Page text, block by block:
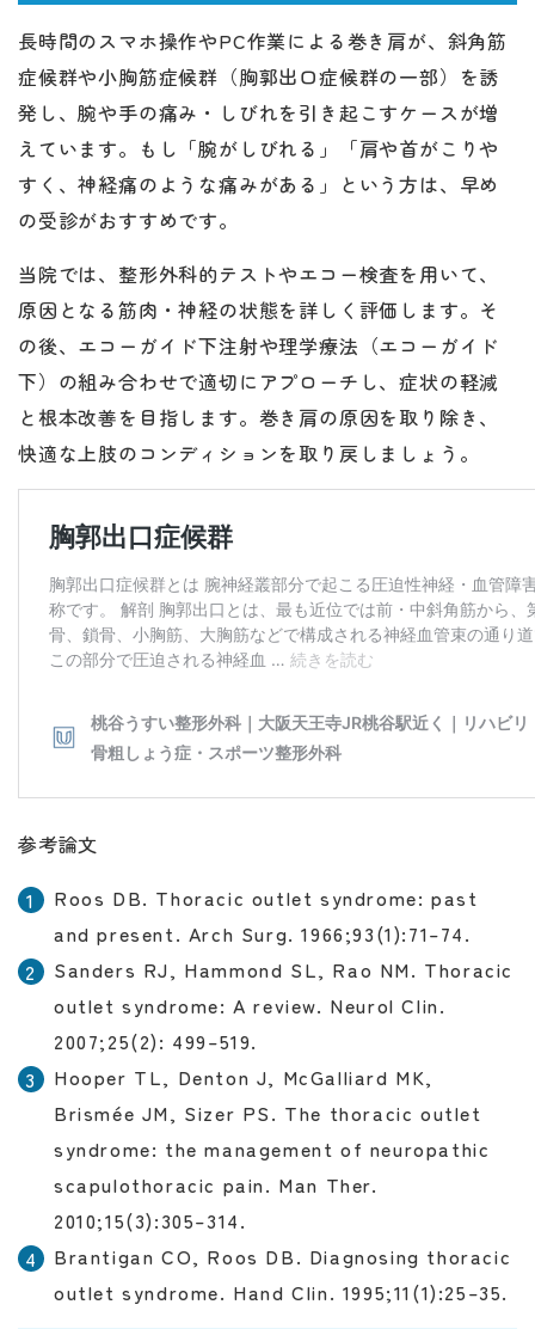
長時間のスマホ操作やPC作業による巻き肩が、斜角筋
症候群や小胸筋症候群（胸郭出口症候群の一部）を誘
発し、腕や手の痛み・しびれを引き起こすケースが増
えています。もし「腕がしびれる」「肩や首がこりや
すく、神経痛のような痛みがある」という方は、早め
の受診がおすすめです。
当院では、整形外科的テストやエコー検査を用いて、
原因となる筋肉・神経の状態を詳しく評価します。そ
の後、エコーガイド下注射や理学療法（エコーガイド
下）の組み合わせで適切にアプローチし、症状の軽減
と根本改善を目指します。巻き肩の原因を取り除き、
快適な上肢のコンディションを取り戻しましょう。
参考論文
Roos DB. Thoracic outlet syndrome: past
and present. Arch Surg. 1966;93(1):71–74.
Sanders RJ, Hammond SL, Rao NM. Thoracic
outlet syndrome: A review. Neurol Clin.
2007;25(2): 499–519.
Hooper TL, Denton J, McGalliard MK,
Brismée JM, Sizer PS. The thoracic outlet
syndrome: the management of neuropathic
scapulothoracic pain. Man Ther.
2010;15(3):305–314.
Brantigan CO, Roos DB. Diagnosing thoracic
outlet syndrome. Hand Clin. 1995;11(1):25–35.